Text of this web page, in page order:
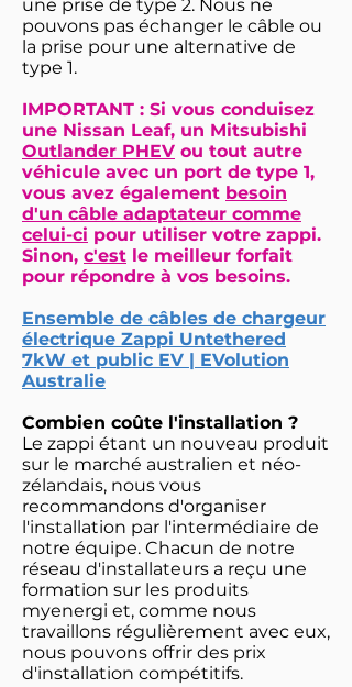
une prise de type 2. Nous ne
pouvons pas échanger le câble ou
la prise pour une alternative de
type 1.
IMPORTANT : Si vous conduisez
une Nissan Leaf, un Mitsubishi
Outlander PHEV ou tout autre
véhicule avec un port de type 1,
vous avez également besoin
d'un câble adaptateur comme
celui-ci pour utiliser votre zappi.
Sinon, c'est le meilleur forfait
pour répondre à vos besoins.
Ensemble de câbles de chargeur
électrique Zappi Untethered
7kW et public EV | EVolution
Australie
Combien coûte l'installation ?
Le zappi étant un nouveau produit
sur le marché australien et néo-
zélandais, nous vous
recommandons d'organiser
l'installation par l'intermédiaire de
notre équipe. Chacun de notre
réseau d'installateurs a reçu une
formation sur les produits
myenergi et, comme nous
travaillons régulièrement avec eux,
nous pouvons offrir des prix
d'installation compétitifs.